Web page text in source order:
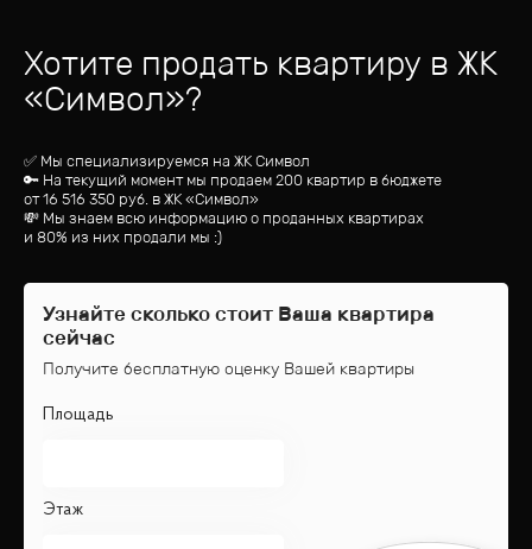
Хотите продать квартиру в ЖК
«Символ»?
✅ Мы специализируемся на ЖКСимвол
🔑 На текущий момент мы продаем 200 квартир в бюджете
от16 516 350 руб. в ЖК «Символ»
💸 Мы знаем всю информацию о проданных квартирах
и 80% из них продали мы :)
Узнайте сколько стоит Ваша квартира
сейчас
Получите бесплатную оценку Вашей квартиры
Площадь
Этаж